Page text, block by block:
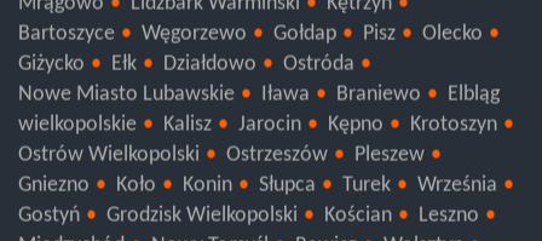
Mrągowo
Lidzbark Warmiński
Kętrzyn
Bartoszyce
Węgorzewo Gołdap Pisz
Giżycko
Ełk Działdowo
Ostróda
Nowe Miasto Lubawskie
Iława Braniewo
Elbląg
wielkopolskie
Kalisz Jarocin Kępno
Krotoszyn
Ostrów Wielkopolski
Ostrzeszów
Pleszew
Gniezno
Koło Konin Słupca Turek
Września
Gostyń
Grodzisk Wielkopolski Kościan
Leszno